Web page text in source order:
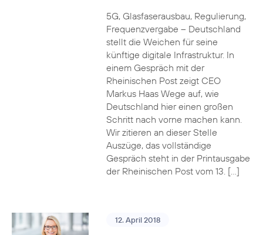
5G, Glasfaserausbau, Regulierung,
Frequenzvergabe – Deutschland
stellt die Weichen für seine
künftige digitale Infrastruktur. In
einem Gespräch mit der
Rheinischen Post zeigt CEO
Markus Haas Wege auf, wie
Deutschland hier einen großen
Schritt nach vorne machen kann.
Wir zitieren an dieser Stelle
Auszüge, das vollständige
Gespräch steht in der Printausgabe
der Rheinischen Post vom 13. […]
12. April 2018